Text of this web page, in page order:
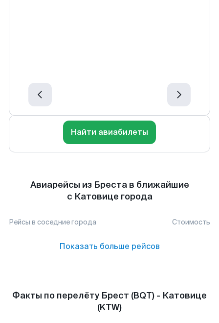
Найти авиабилеты
Авиарейсы из Бреста в ближайшие
с Катовице города
Рейсы в соседние города Стоимость
Показать больше рейсов
Факты по перелёту Брест (BQT) - Катовице
(KTW)